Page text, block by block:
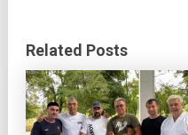
Related Posts